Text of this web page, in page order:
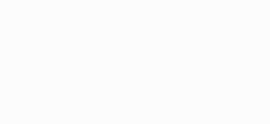
de la mitad de las quejas bajo el Mecanismo…
de 1.1% interanual en mayo de…
del 15 % sobre los productos fabricados…